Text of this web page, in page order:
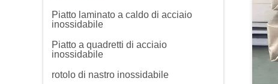
Piatto laminato a caldo di acciaio
inossidabile
Piatto a quadretti di acciaio
inossidabile
rotolo di nastro inossidabile